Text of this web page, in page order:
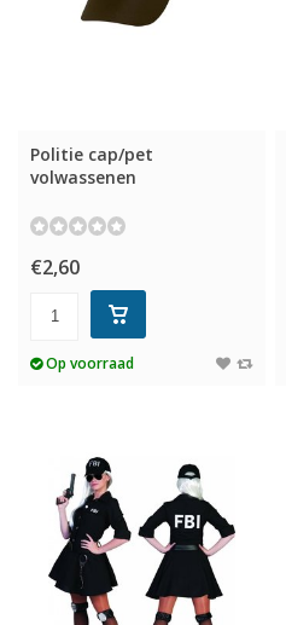
Politie cap/pet
volwassenen
€2,60
Op voorraad